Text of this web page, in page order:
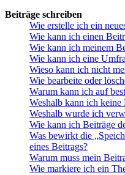
Beiträge schreiben
Wie erstelle ich ein
Wie kann ich einen
Wie kann ich meinem
Wie kann ich eine
Wieso kann ich nicht
Wie bearbeite oder
Warum kann ich auf
Weshalb kann ich keine
Weshalb wurde ich
Wie kann ich Beiträge
Was bewirkt die
eines Beitrags?
Warum muss mein
Wie markiere ich ein